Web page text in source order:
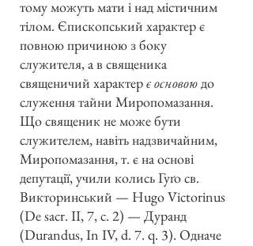
тому можуть мати і над містичним
тілом. Єпископський характер є
повною причиною з боку
служителя, а в священика
священичий характерє основоюдо
служення тайни Миропомазання.
Що священик не може бути
служителем, навіть надзвичайним,
Миропомазання, т. є на основі
депутації, учили колись Гуґо св.
Викторинський — Hugo Victorinus
(De sacr. II, 7, c. 2) — Дуранд
(Durandus, In IV, d. 7. q. 3). Одначе